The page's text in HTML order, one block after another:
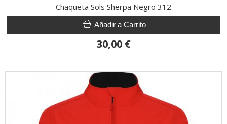
Chaqueta Sols Sherpa Negro 312
Añadir a Carrito
30,00 €